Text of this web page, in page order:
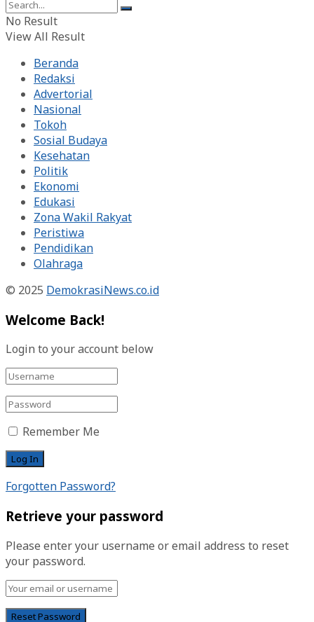
No Result
View All Result
Beranda
Redaksi
Advertorial
Nasional
Tokoh
Sosial Budaya
Kesehatan
Politik
Ekonomi
Edukasi
Zona Wakil Rakyat
Peristiwa
Pendidikan
Olahraga
© 2025 DemokrasiNews.co.id
Welcome Back!
Login to your account below
Remember Me
Forgotten Password?
Retrieve your password
Please enter your username or email address to reset
your password.